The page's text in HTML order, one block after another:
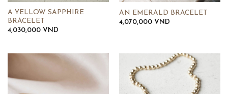
A YELLOW SAPPHIRE
BRACELET
4,030,000 VND
AN EMERALD BRACELET
4,070,000 VND